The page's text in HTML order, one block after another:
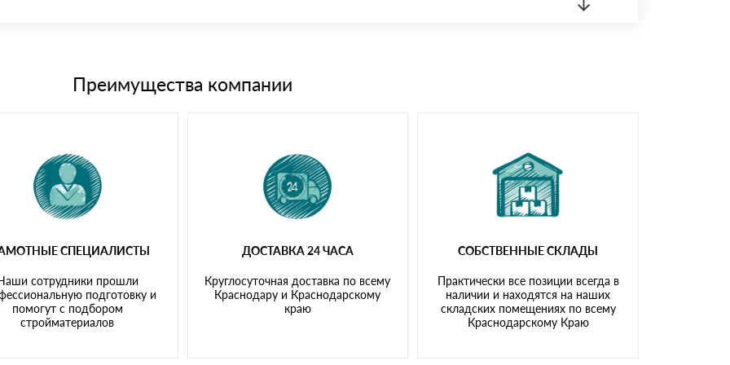
банковским картамПреимущества компании
СПЕЦИАЛИСТЫ
сотрудники прошли
подготовку и
помогут с подбором
стройматериалов
ДОСТАВКА 24 ЧАСА
Круглосуточная доставка по всему
Краснодару и Краснодарскому
краю
СОБСТВЕННЫЕ СКЛАДЫ
Практически все позиции всегда в
наличии и находятся на наших
складских помещениях по всему
Краснодарскому Краю